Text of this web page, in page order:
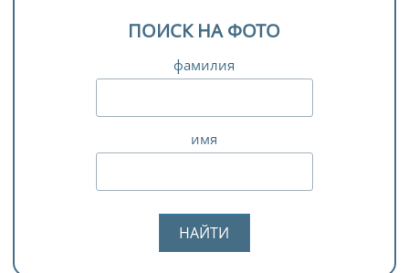
ПОИСК НА ФОТО
фамилия
имя